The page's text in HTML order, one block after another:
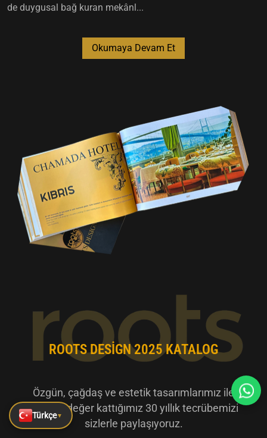
Türkçe▼
de duygusal bağ kuran mekânl...
Okumaya Devam Et
ROOTS DESIGN 2025 KATALOG
Özgün, çağdaş ve estetik tasarımlarımız ile
sektöre değer kattığımız 30 yıllık tecrübemizi
sizlerle paylaşıyoruz.